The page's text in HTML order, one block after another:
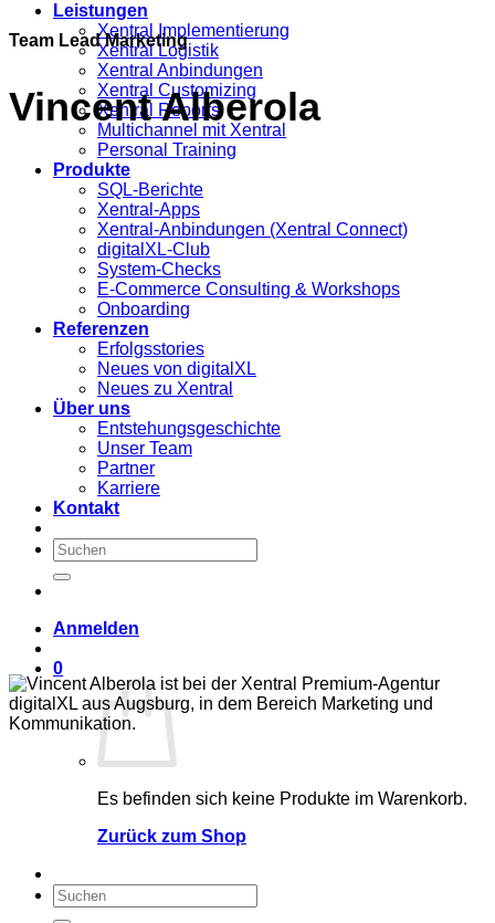
Leistungen
Xentral Implementierung
Xentral Logistik
Xentral Anbindungen
Xentral Customizing
Xentral Reports
Multichannel mit Xentral
Personal Training
Produkte
SQL-Berichte
Xentral-Apps
Xentral-Anbindungen (Xentral Connect)
digitalXL-Club
System-Checks
E-Commerce Consulting & Workshops
Onboarding
Referenzen
Erfolgsstories
Neues von digitalXL
Neues zu Xentral
Über uns
Entstehungsgeschichte
Unser Team
Partner
Karriere
Kontakt
Suchen
nach:
Anmelden
0
Es befinden sich keine Produkte im Warenkorb.
Zurück zum Shop
Suchen
nach:
Team Lead Marketing
Vincent Alberola